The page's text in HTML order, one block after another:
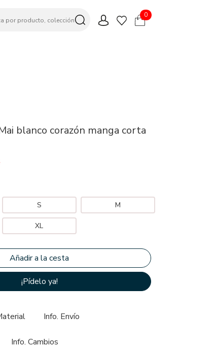
0
blanco corazón manga corta
S M
XL
¡Pídelo ya!
Info. Envío
Info. Cambios